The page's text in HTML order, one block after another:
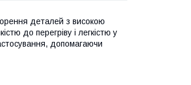
деталей з високою
до перегріву і легкістю у
допомагаючи